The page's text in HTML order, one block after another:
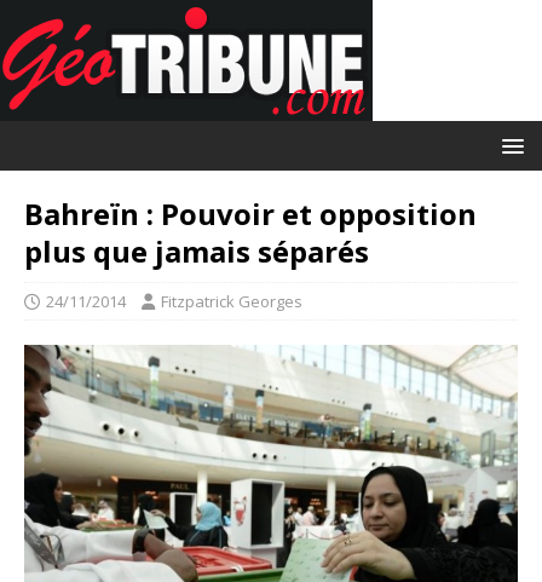
Bahreïn : Pouvoir et opposition
plus que jamais séparés
24/11/2014 Fitzpatrick Georges